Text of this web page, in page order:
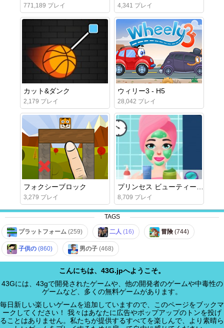
771,189 プレイ 4,341 プレイ
カット&ダンク
2,179 プレイ
ウィリー3 - H5
28,042 プレイ
フォクシーブロック
3,279 プレイ
プリンセス ビューティー サロン
8,709 プレイ
TAGS
プラットフォーム (259) 二人 (16) 冒険 (744)
子供の (860) 男の子 (468)
こんにちは、43G.jpへようこそ。
43Gには、43gで開発されたゲームや、他の開発者のゲームや中毒性の
ゲームなど、多くの無料ゲームがあります。
毎日新しい楽しいゲームを追加していますので、このページをブックマ
ークしてください！ 我々はあなたに広告やポップアップのトンを投げ
ることはありません。私たちが提供するすべてを楽しんで、より素晴ら